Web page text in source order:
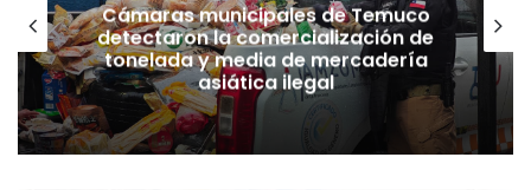
Cámaras municipales de Temuco
detectaron la comercialización de
tonelada y media de mercadería
asiática ilegal